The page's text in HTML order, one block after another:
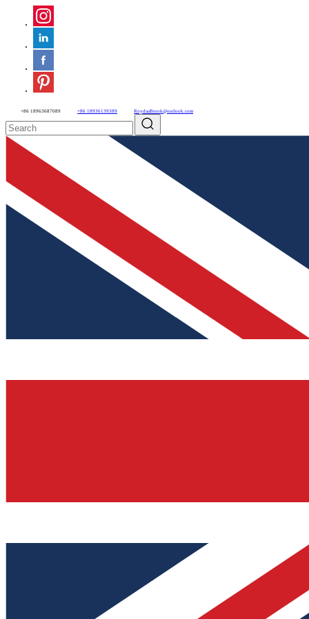
+86 18963687089 +86 18936139389 RoydaaBrook@outlook.com